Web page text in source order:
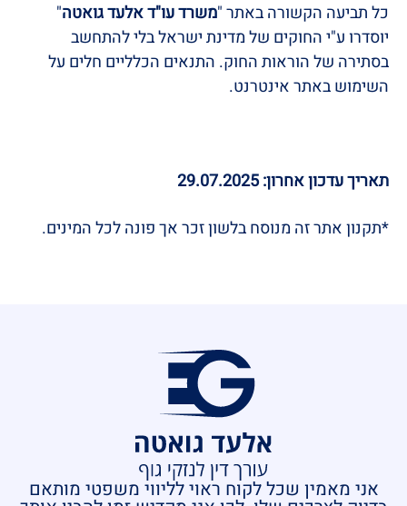
כל תביעה הקשורה באתר "משרד עו"ד אלעד גואטה"
יוסדרו ע"י החוקים של מדינת ישראל בלי להתחשב
בסתירה של הוראות החוק. התנאים הכלליים חלים על
השימוש באתר אינטרנט.
תאריך עדכון אחרון: 29.07.2025
*תקנון אתר זה מנוסח בלשון זכר אך פונה לכל המינים.
אני מאמין שכל לקוח ראוי לליווי משפטי מותאם